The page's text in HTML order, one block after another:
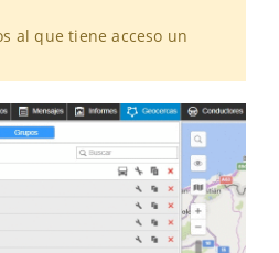
al que tiene acceso un